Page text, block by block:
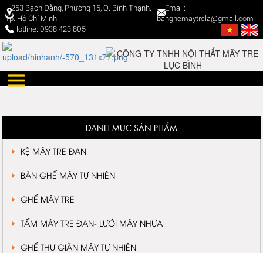
253 Bạch Đằng, Phường 15, Q. Bình Thạnh,
Tp. Hồ Chí Minh
Email:
banghemaytrela@gmail.com
Hotline: 0938 423 805
DANH MỤC SẢN PHẨM
KỆ MÂY TRE ĐAN
BÀN GHẾ MÂY TỰ NHIÊN
GHẾ MÂY TRE
TẤM MÂY TRE ĐAN- LƯỚI MÂY NHỰA
GHẾ THƯ GIÃN MÂY TỰ NHIÊN